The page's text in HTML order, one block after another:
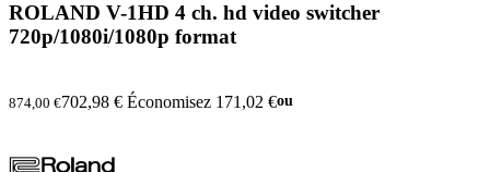
ROLAND V-1HD 4 ch. hd video switcher
720p/1080i/1080p format
874,00 €702,98 € Économisez 171,02 €ou